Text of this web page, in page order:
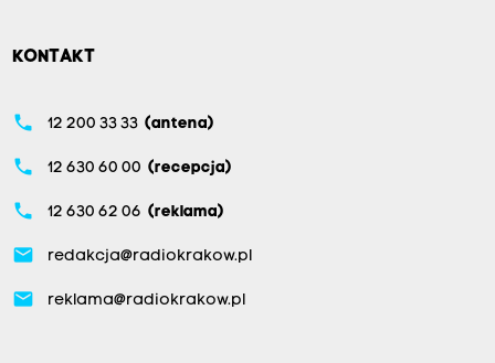
KONTAKT
phone 12 200 33 33 (antena)
phone 12 630 60 00 (recepcja)
phone 12 630 62 06 (reklama)
email redakcja@radiokrakow.pl
email reklama@radiokrakow.pl